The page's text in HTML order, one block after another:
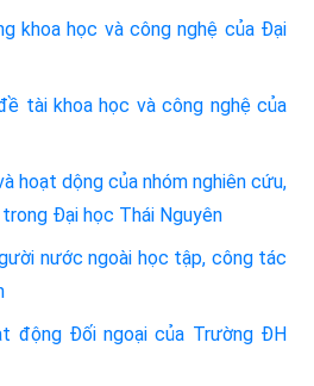
khoa học và công nghệ của Đại
tài khoa học và công nghệ của
hoạt dộng của nhóm nghiên cứu,
Đại học Thái Nguyên
nước ngoài học tập, công tác
động Đối ngoại của Trường ĐH